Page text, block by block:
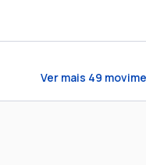
Ver mais 49